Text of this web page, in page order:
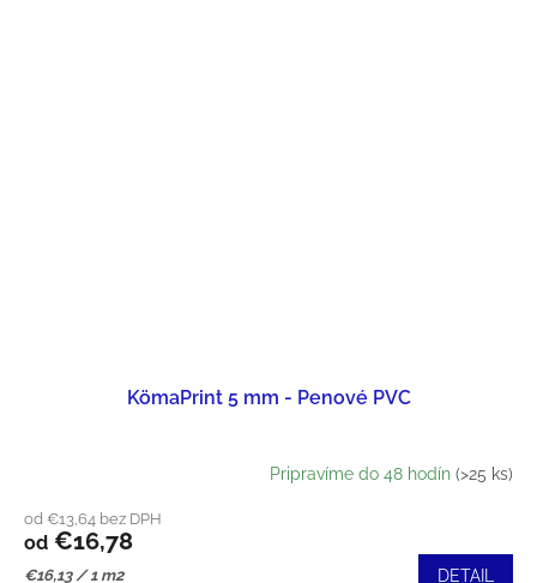
KömaPrint 5 mm - Penové PVC
Pripravíme do 48 hodín (>25 ks)
od €13,64 bez DPH
od €16,78
Jednotková
€16,13 / 1 m2 DETAIL